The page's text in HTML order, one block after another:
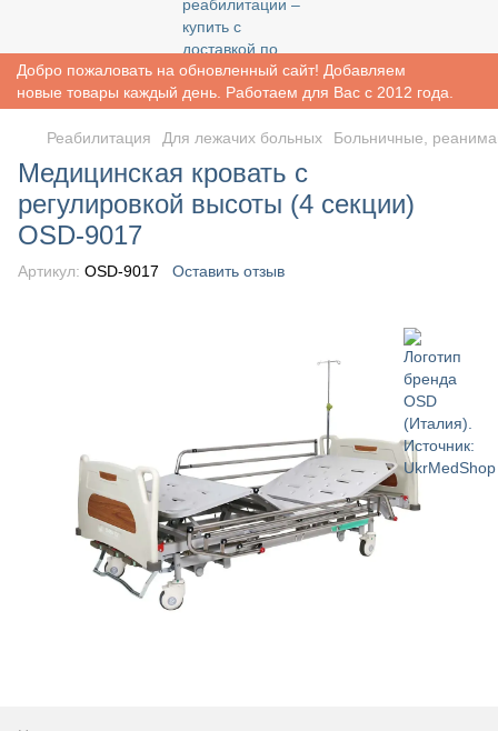
Добро пожаловать на обновленный сайт! Добавляем
новые товары каждый день. Работаем для Вас с 2012 года.
Реабилитация Для лежачих больных Больничные,
Медицинская кровать с
регулировкой высоты (4 секции)
OSD-9017
Артикул: OSD-9017 Оставить отзыв